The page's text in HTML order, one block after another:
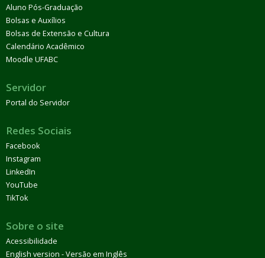
Aluno Pós-Graduação
Bolsas e Auxílios
Bolsas de Extensão e Cultura
Calendário Acadêmico
Moodle UFABC
Servidor
Portal do Servidor
Redes Sociais
Facebook
Instagram
LinkedIn
YouTube
TikTok
Sobre o site
Acessibilidade
English version - Versão em Inglês